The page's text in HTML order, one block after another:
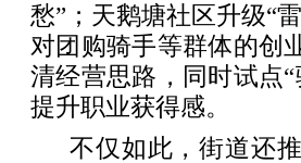
愁”；天鹅塘社区升级“
对团购骑手等群体的创
清经营思路，同时试点
提升职业获得感。
不仅如此，街道还